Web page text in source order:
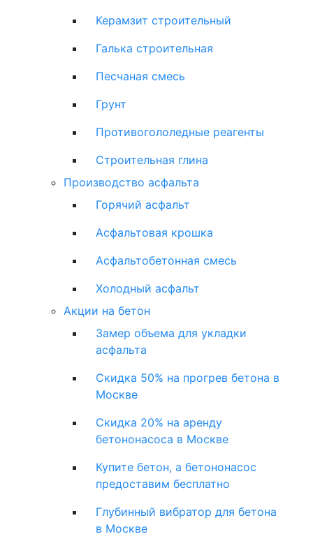
Керамзит строительный
Галька строительная
Песчаная смесь
Грунт
Противогололедные реагенты
Строительная глина
Производство асфальта
Горячий асфальт
Асфальтовая крошка
Асфальтобетонная смесь
Холодный асфальт
Акции на бетон
Замер объема для укладки
асфальта
Скидка 50% на прогрев бетона в
Москве
Скидка 20% на аренду
бетононасоса в Москве
Купите бетон, а бетононасос
предоставим бесплатно
Глубинный вибратор для бетона
в Москве